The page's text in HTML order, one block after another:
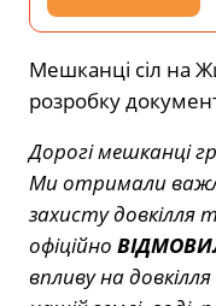
Мешканці сіл на
розробку
Дорогі мешканці
Ми отримали
захисту довкілля
офіційно
впливу на